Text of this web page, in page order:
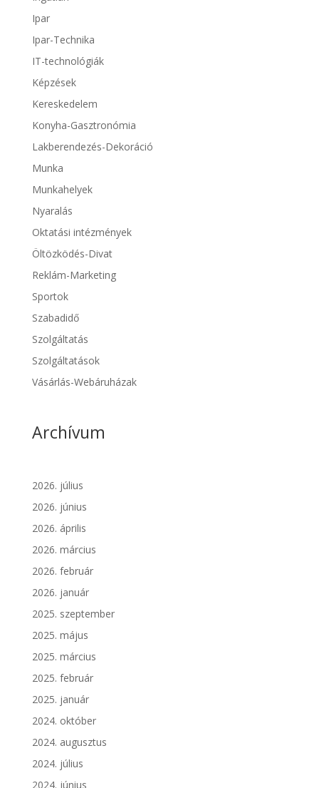
Ipar
Ipar-Technika
IT-technológiák
Képzések
Kereskedelem
Konyha-Gasztronómia
Lakberendezés-Dekoráció
Munka
Munkahelyek
Nyaralás
Oktatási intézmények
Öltözködés-Divat
Reklám-Marketing
Sportok
Szabadidő
Szolgáltatás
Szolgáltatások
Vásárlás-Webáruházak
Archívum
2026. július
2026. június
2026. április
2026. március
2026. február
2026. január
2025. szeptember
2025. május
2025. március
2025. február
2025. január
2024. október
2024. augusztus
2024. július
2024. június